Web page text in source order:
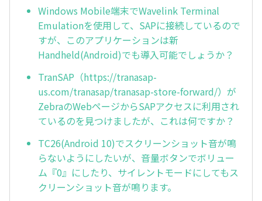
Windows Mobile端末でWavelink Terminal
Emulationを使用して、SAPに接続しているので
すが、このアプリケーションは新
Handheld(Android)でも導入可能でしょうか？
TranSAP（https://tranasap-
us.com/tranasap/tranasap-store-forward/）が
ZebraのWebページからSAPアクセスに利用され
ているのを見つけましたが、これは何ですか？
TC26(Android 10)でスクリーンショット音が鳴
らないようにしたいが、音量ボタンでボリュー
ム『0』にしたり、サイレントモードにしてもス
クリーンショット音が鳴ります。